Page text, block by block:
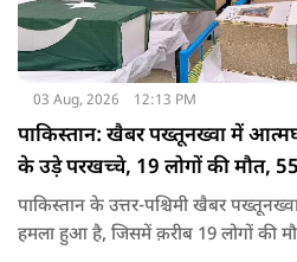
03 Aug, 2026 12:13 PM
पाकिस्तान: खैबर पख्तूनख्वा में
के उड़े परखच्चे, 19 लोगों की मौत,
पाकिस्तान के उत्तर-पश्चिमी खैबर
हमला हुआ है, जिसमें क़रीब 19 लोगों की